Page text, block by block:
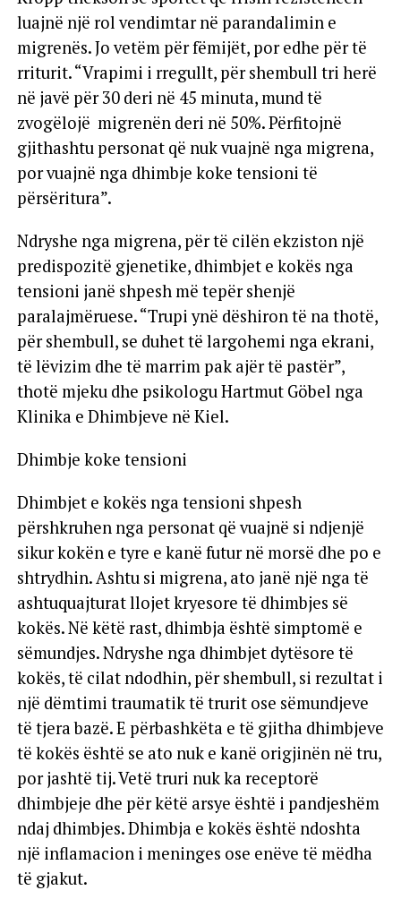
luajnë një rol vendimtar në parandalimin e
migrenës. Jo vetëm për fëmijët, por edhe për të
rriturit. “Vrapimi i rregullt, për shembull tri herë
në javë për 30 deri në 45 minuta, mund të
zvogëlojë migrenën deri në 50%. Përfitojnë
gjithashtu personat që nuk vuajnë nga migrena,
por vuajnë nga dhimbje koke tensioni të
përsëritura”.
Ndryshe nga migrena, për të cilën ekziston një
predispozitë gjenetike, dhimbjet e kokës nga
tensioni janë shpesh më tepër shenjë
paralajmëruese. “Trupi ynë dëshiron të na thotë,
për shembull, se duhet të largohemi nga ekrani,
të lëvizim dhe të marrim pak ajër të pastër”,
thotë mjeku dhe psikologu Hartmut Göbel nga
Klinika e Dhimbjeve në Kiel.
Dhimbje koke tensioni
Dhimbjet e kokës nga tensioni shpesh
përshkruhen nga personat që vuajnë si ndjenjë
sikur kokën e tyre e kanë futur në morsë dhe po e
shtrydhin. Ashtu si migrena, ato janë një nga të
ashtuquajturat llojet kryesore të dhimbjes së
kokës. Në këtë rast, dhimbja është simptomë e
sëmundjes. Ndryshe nga dhimbjet dytësore të
kokës, të cilat ndodhin, për shembull, si rezultat i
një dëmtimi traumatik të trurit ose sëmundjeve
të tjera bazë. E përbashkëta e të gjitha dhimbjeve
të kokës është se ato nuk e kanë origjinën në tru,
por jashtë tij. Vetë truri nuk ka receptorë
dhimbjeje dhe për këtë arsye është i pandjeshëm
ndaj dhimbjes. Dhimbja e kokës është ndoshta
një inflamacion i meninges ose enëve të mëdha
të gjakut.